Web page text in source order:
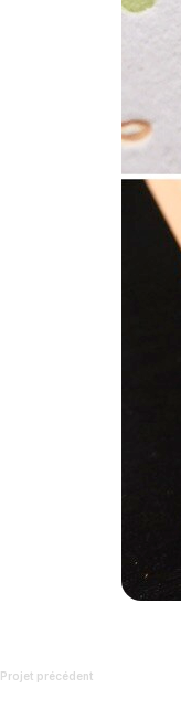
Projet précédent